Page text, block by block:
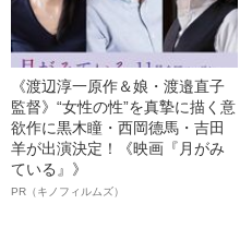
《渡辺淳一原作＆娘・渡邉直子
監督》“女性の性”を真摯に描く意
欲作に黒木瞳・西岡德馬・吉田
羊が出演決定！《映画『月がみ
ている』》
PR（キノフィルムズ）